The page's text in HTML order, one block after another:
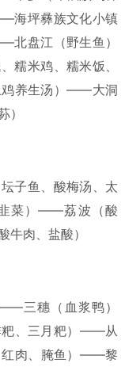
海坪彝族文化小镇
北盘江（野生鱼）
糯米鸡、糯米饭、
养生汤）——大洞
）
子鱼、酸梅汤、太
菜）——荔波（酸
肉、盐酸）
三穗（血浆鸭）
、三月粑）——从
红肉、腌鱼）——黎